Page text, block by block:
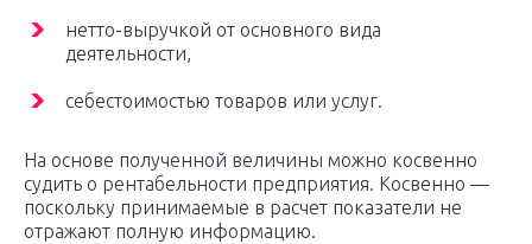
нетто-выручкой от основного вида
деятельности,
себестоимостью товаров или услуг.
На основе полученной величины можно косвенно
судить о рентабельности предприятия. Косвенно —
поскольку принимаемые в расчет показатели не
отражают полную информацию.